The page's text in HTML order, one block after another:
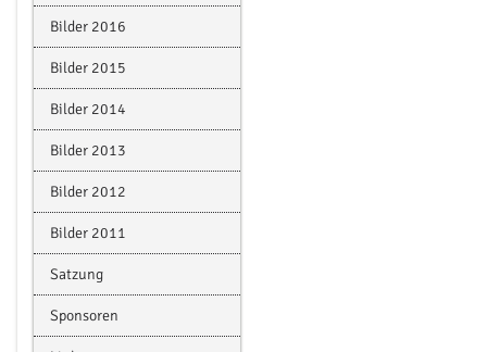
Bilder 2016
Bilder 2015
Bilder 2014
Bilder 2013
Bilder 2012
Bilder 2011
Satzung
Sponsoren